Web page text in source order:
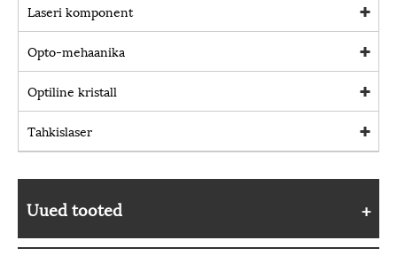
Laseri komponent
Opto-mehaanika
Optiline kristall
Tahkislaser
Uued tooted